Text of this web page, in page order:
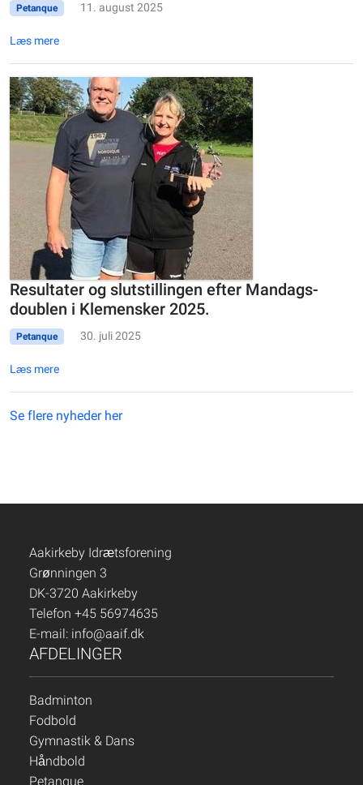
Petanque 11. august 2025
Læs mere
Resultater og slutstillingen efter Mandags-
doublen i Klemensker 2025.
Petanque 30. juli 2025
Læs mere
Se flere nyheder her
Aakirkeby Idrætsforening
Grønningen 3
DK-3720 Aakirkeby
Telefon +45 56974635
E-mail: info@aaif.dk
AFDELINGER
Badminton
Fodbold
Gymnastik & Dans
Håndbold
Petanque